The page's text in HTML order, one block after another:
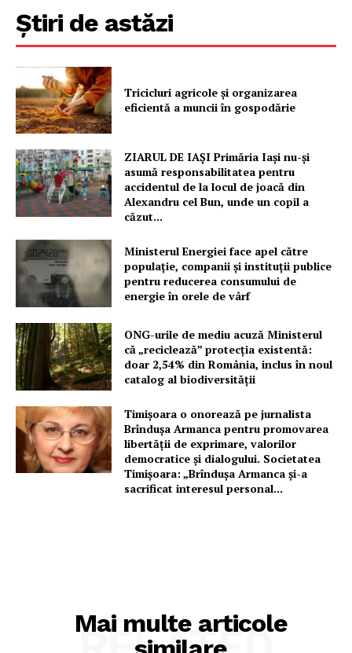
Știri de astăzi
Tricicluri agricole și organizarea
eficientă a muncii în gospodărie
ZIARUL DE IAȘI Primăria Iași nu-și
asumă responsabilitatea pentru
accidentul de la locul de joacă din
Alexandru cel Bun, unde un copil a
căzut...
Ministerul Energiei face apel către
populație, companii și instituții publice
pentru reducerea consumului de
energie în orele de vârf
ONG-urile de mediu acuză Ministerul
că „reciclează” protecția existentă:
doar 2,54% din România, inclus în noul
catalog al biodiversității
Timișoara o onorează pe jurnalista
Brîndușa Armanca pentru promovarea
libertății de exprimare, valorilor
democratice și dialogului. Societatea
Timișoara: „Brîndușa Armanca și-a
sacrificat interesul personal...
Mai multe articole